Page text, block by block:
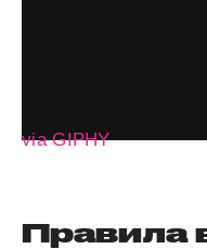
via GIPHY
Правила